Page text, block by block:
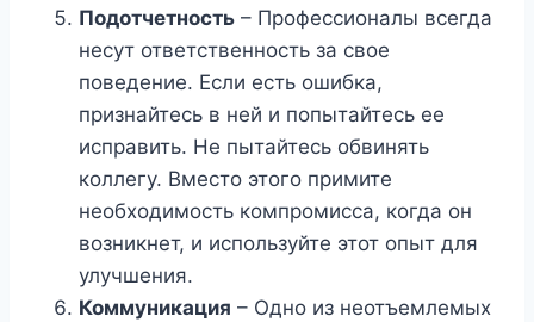
Подотчетность – Профессионалы всегда
несут ответственность за свое
поведение. Если есть ошибка,
признайтесь в ней и попытайтесь ее
исправить. Не пытайтесь обвинять
коллегу. Вместо этого примите
необходимость компромисса, когда он
возникнет, и используйте этот опыт для
улучшения.
Коммуникация – Одно из неотъемлемых